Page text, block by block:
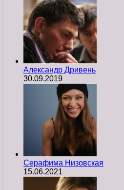
Александр Дривень
30.09.2019
Серафима Низовская
15.06.2021